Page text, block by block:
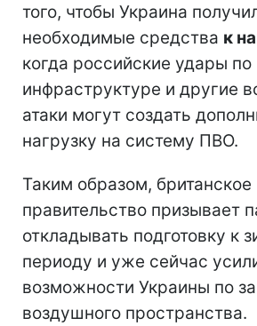
того, чтобы Украина
необходимые средства к
когда российские удары по
инфраструктуре и другие
атаки могут создать
нагрузку на систему ПВО.
Таким образом, британское
правительство призывает
откладывать подготовку к
периоду и уже сейчас
возможности Украины по
воздушного пространства.